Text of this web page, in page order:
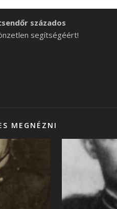
százados
segítségéért!
MEGNÉZNI